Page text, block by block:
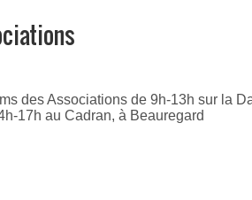
des Associations de 9h-13h sur la
17h au Cadran, à Beauregard